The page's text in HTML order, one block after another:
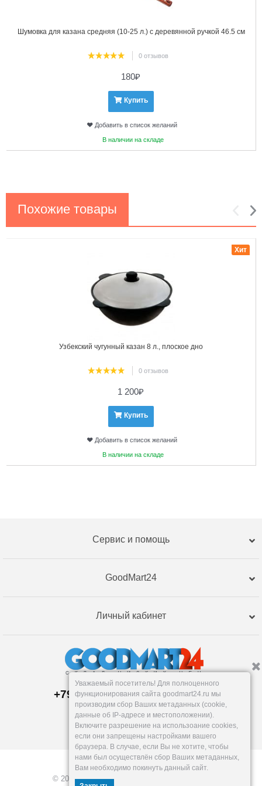
Шумовка для казана средняя (10-25 л.) с деревянной ручкой 46.5 см
0 отзывов
180₽
Купить
Добавить в список желаний
В наличии на складе
Похожие товары
Узбекский чугунный казан 8 л., плоское дно
0 отзывов
Хит
1 200₽
Купить
Добавить в список желаний
В наличии на складе
Сервис и помощь
GoodMart24
Личный кабинет
+79120359762, +79120359761
Магазин:
Челябинск ,Артиллерийская, 124В
Пн-Вс: 10-19
info@goodmart24.ru
© 2026, GoodMart24.ru — Склад низких цен.
Уважаемый посетитель! Для полноценного
функционирования сайта goodmart24.ru мы
производим сбор Ваших метаданных (cookie,
данные об IP-адресе и местоположении).
Включите разрешение на использоание cookies,
если они запрещены настройками вашего
браузера. В случае, если Вы не хотите, чтобы
нами был осуществлён сбор Ваших метаданных,
Вам необходимо покинуть данный сайт.